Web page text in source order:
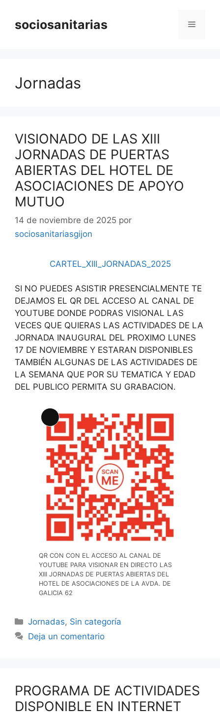
contenido
sociosanitarias Menú
Jornadas
VISIONADO DE LAS XIII
JORNADAS DE PUERTAS
ABIERTAS DEL HOTEL DE
ASOCIACIONES DE APOYO
MUTUO
14 de noviembre de 2025 por
sociosanitariasgijon
CARTEL_XIII_JORNADAS_2025
SI NO PUEDES ASISTIR PRESENCIALMENTE TE
DEJAMOS EL QR DEL ACCESO AL CANAL DE
YOUTUBE DONDE PODRAS VISIONAL LAS
VECES QUE QUIERAS LAS ACTIVIDADES DE LA
JORNADA INAUGURAL DEL PROXIMO LUNES
17 DE NOVIEMBRE Y ESTARAN DISPONIBLES
TAMBIÉN ALGUNAS DE LAS ACTIVIDADES DE
LA SEMANA QUE POR SU TEMATICA Y EDAD
DEL PUBLICO PERMITA SU GRABACION.
Larga
descripción
QR CON CON EL ACCESO AL CANAL DE
YOUTUBE PARA VISIONAR EN DIRECTO LAS
XIII JORNADAS DE PUERTAS ABIERTAS DEL
HOTEL DE ASOCIACIONES DE LA AVDA. DE
GALICIA 62
Categorías
Jornadas, Sin categoría
Deja un comentario
PROGRAMA DE ACTIVIDADES
DISPONIBLE EN INTERNET